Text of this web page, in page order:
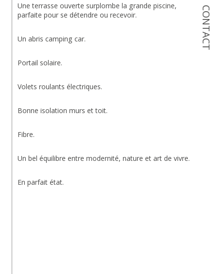
CONTACT
Une terrasse ouverte surplombe la grande piscine,
parfaite pour se détendre ou recevoir.
Un abris camping car.
Portail solaire.
Volets roulants électriques.
Bonne isolation murs et toit.
Fibre.
Un bel équilibre entre modernité, nature et art de vivre.
En parfait état.